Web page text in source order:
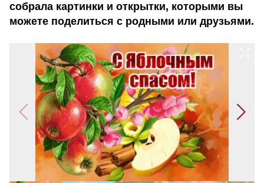
собрала картинки и открытки, которыми вы
можете поделиться с родными или друзьями.